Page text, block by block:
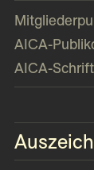
AICA-
AICA-